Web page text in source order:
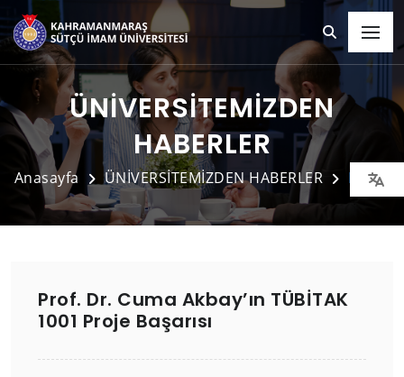
ÜNİVERSİTEMİZDEN
HABERLER
Anasayfa ÜNİVERSİTEMİZDEN HABERLER Detay
Prof. Dr. Cuma Akbay’ın TÜBİTAK
1001 Proje Başarısı